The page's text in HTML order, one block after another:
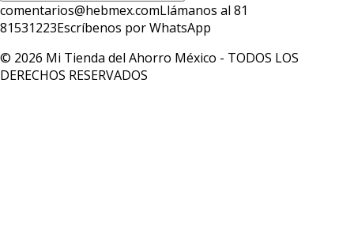
comentarios@hebmex.comLlámanos al 81
81531223Escríbenos por WhatsApp
© 2026 Mi Tienda del Ahorro México - TODOS LOS
DERECHOS RESERVADOS